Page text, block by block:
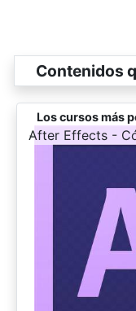
Contenidos
Los cursos más
-
After Effects -